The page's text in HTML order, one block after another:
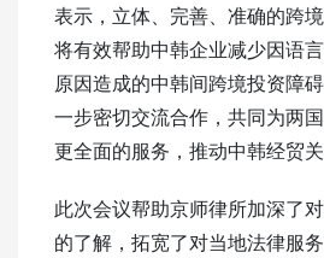
表示，立体、完善、准确的跨
将有效帮助中韩企业减少因语
原因造成的中韩间跨境投资障
一步密切交流合作，共同为两国
更全面的服务，推动中韩经贸关
此次会议帮助京师律所加深了
的了解，拓宽了对当地法律服务